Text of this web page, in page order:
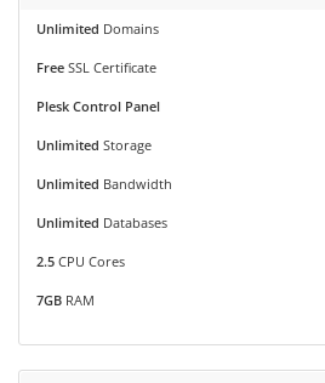
Unlimited Domains
Free SSL Certificate
Plesk Control Panel
Unlimited Storage
Unlimited Bandwidth
Unlimited Databases
2.5 CPU Cores
7GB RAM